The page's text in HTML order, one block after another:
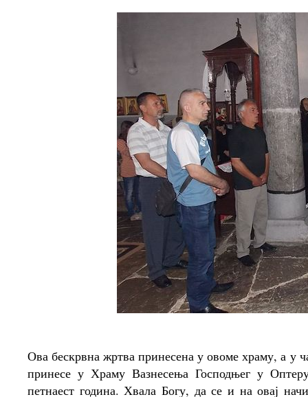
Ова бескрвна жртва принесена у овоме храму, а у
принесе у Храму Вазнесења Господњег у
петнаест година. Хвала Богу, да се и на овај